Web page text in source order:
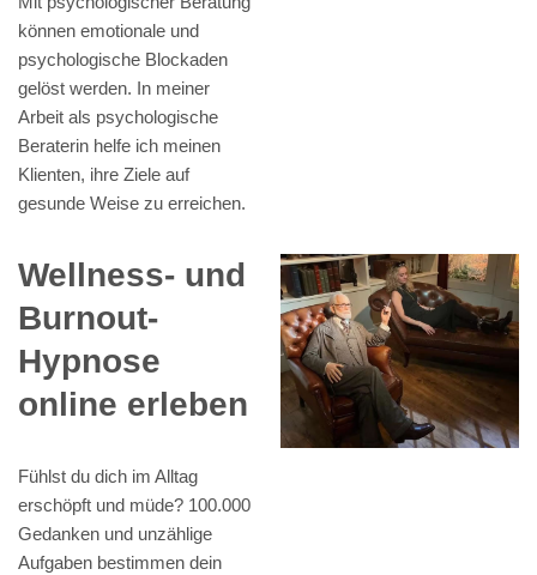
können emotionale und
psychologische Blockaden
gelöst werden. In meiner
Arbeit als psychologische
Beraterin helfe ich meinen
Klienten, ihre Ziele auf
gesunde Weise zu erreichen.
Wellness- und
Burnout-
Hypnose
online erleben
Fühlst du dich im Alltag
erschöpft und müde? 100.000
Gedanken und unzählige
Aufgaben bestimmen dein